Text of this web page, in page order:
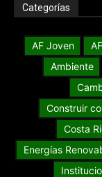
Categorías
AF Joven
Ambiente
Construir
Costa
Energías